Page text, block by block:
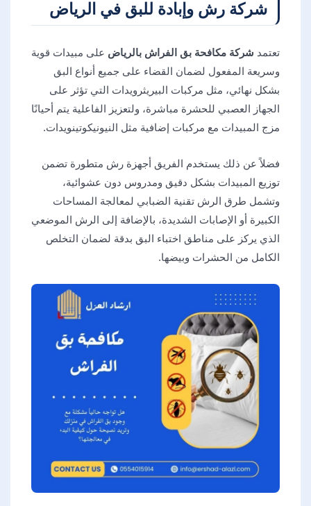
شركة رش وإبادة للبق في الرياض
تعتمد شركة مكافحة بق الفراش بالرياض على مبيدات قوية
وسريعة المفعول لضمان القضاء على جميع أنواع البق
بشكل نهائي، مثل مركبات البيريثرويدات التي تؤثر على
الجهاز العصبي للحشرة مباشرة، ولتعزيز الفاعلية يتم أحيانًا
مزج المبيدات مع مركبات إضافية مثل النيونيكوتينويدات.
فضلاً عن ذلك يستخدم الفريق أجهزة رش متطورة تضمن
توزيع المبيدات بشكل دقيق ومدروس دون عشوائية،
وتشمل طرق الرش تقنية الضبابي لمعالجة المساحات
الكبيرة أو الإصابات الشديدة، بالإضافة إلى الرش الموضعي
الذي يركز على مناطق اختباء البق بدقة لضمان التخلص
الكامل من الحشرات وبيضها.